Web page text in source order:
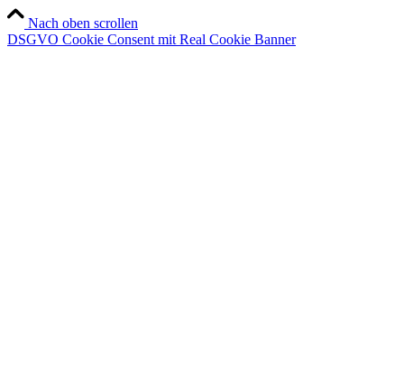
Nach oben scrollen
DSGVO Cookie Consent mit Real Cookie Banner